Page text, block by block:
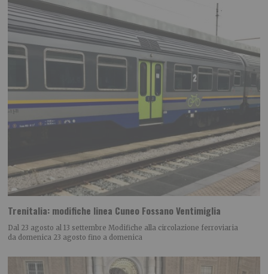
Trenitalia: modifiche linea Cuneo Fossano Ventimiglia
Dal 23 agosto al 13 settembre Modifiche alla circolazione ferroviaria
da domenica 23 agosto fino a domenica